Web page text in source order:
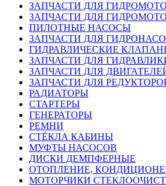
ЗАПЧАСТИ ДЛЯ
ЗАПЧАСТИ ДЛЯ
ПИЛОТНЫЕ НАСОСЫ
ЗАПЧАСТИ ДЛЯ
ГИДРАВЛИЧЕСКИЕ
ЗАПЧАСТИ ДЛЯ
ЗАПЧАСТИ ДЛЯ
ЗАПЧАСТИ ДЛЯ
РАДИАТОРЫ
СТАРТЕРЫ
ГЕНЕРАТОРЫ
РЕМНИ
СТЁКЛА КАБИНЫ
МУФТЫ НАСОСОВ
ДИСКИ ДЕМПФЕРНЫЕ
ОТОПЛЕНИЕ,
МОТОРЧИКИ